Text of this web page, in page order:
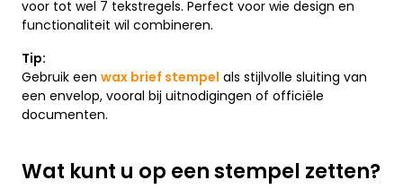
voor tot wel 7 tekstregels. Perfect voor wie design en
functionaliteit wil combineren.
Tip:
Gebruik een wax brief stempel als stijlvolle sluiting van
een envelop, vooral bij uitnodigingen of officiële
documenten.
Wat kunt u op een stempel zetten?